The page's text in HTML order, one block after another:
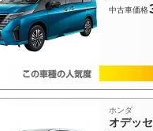
中古車価格
オデッ
ホンダ